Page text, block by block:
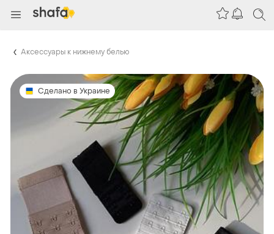
Аксессуары к нижнему белью
Сделано в Украине